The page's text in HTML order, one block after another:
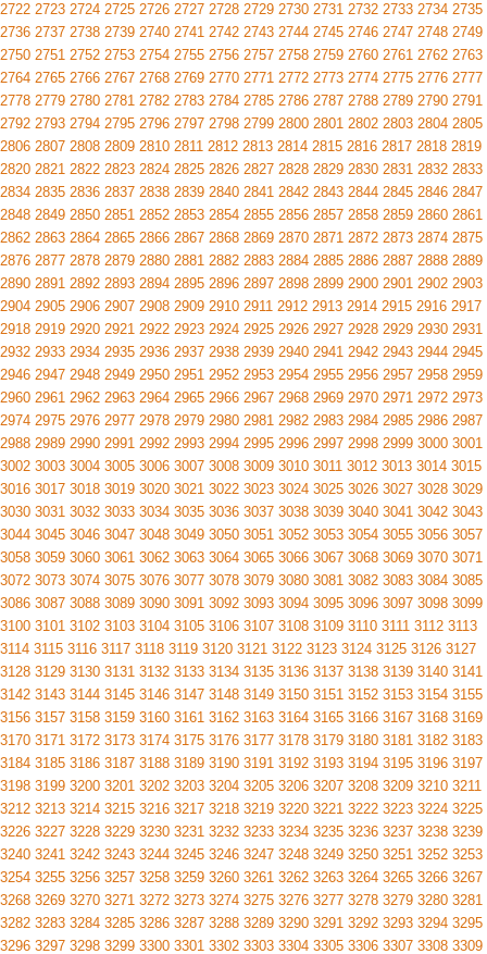
2722 2723 2724 2725 2726 2727 2728 2729 2730 2731 2732 2733 2734 2735
2736 2737 2738 2739 2740 2741 2742 2743 2744 2745 2746 2747 2748 2749
2750 2751 2752 2753 2754 2755 2756 2757 2758 2759 2760 2761 2762 2763
2764 2765 2766 2767 2768 2769 2770 2771 2772 2773 2774 2775 2776 2777
2778 2779 2780 2781 2782 2783 2784 2785 2786 2787 2788 2789 2790 2791
2792 2793 2794 2795 2796 2797 2798 2799 2800 2801 2802 2803 2804 2805
2806 2807 2808 2809 2810 2811 2812 2813 2814 2815 2816 2817 2818 2819
2820 2821 2822 2823 2824 2825 2826 2827 2828 2829 2830 2831 2832 2833
2834 2835 2836 2837 2838 2839 2840 2841 2842 2843 2844 2845 2846 2847
2848 2849 2850 2851 2852 2853 2854 2855 2856 2857 2858 2859 2860 2861
2862 2863 2864 2865 2866 2867 2868 2869 2870 2871 2872 2873 2874 2875
2876 2877 2878 2879 2880 2881 2882 2883 2884 2885 2886 2887 2888 2889
2890 2891 2892 2893 2894 2895 2896 2897 2898 2899 2900 2901 2902 2903
2904 2905 2906 2907 2908 2909 2910 2911 2912 2913 2914 2915 2916 2917
2918 2919 2920 2921 2922 2923 2924 2925 2926 2927 2928 2929 2930 2931
2932 2933 2934 2935 2936 2937 2938 2939 2940 2941 2942 2943 2944 2945
2946 2947 2948 2949 2950 2951 2952 2953 2954 2955 2956 2957 2958 2959
2960 2961 2962 2963 2964 2965 2966 2967 2968 2969 2970 2971 2972 2973
2974 2975 2976 2977 2978 2979 2980 2981 2982 2983 2984 2985 2986 2987
2988 2989 2990 2991 2992 2993 2994 2995 2996 2997 2998 2999 3000 3001
3002 3003 3004 3005 3006 3007 3008 3009 3010 3011 3012 3013 3014 3015
3016 3017 3018 3019 3020 3021 3022 3023 3024 3025 3026 3027 3028 3029
3030 3031 3032 3033 3034 3035 3036 3037 3038 3039 3040 3041 3042 3043
3044 3045 3046 3047 3048 3049 3050 3051 3052 3053 3054 3055 3056 3057
3058 3059 3060 3061 3062 3063 3064 3065 3066 3067 3068 3069 3070 3071
3072 3073 3074 3075 3076 3077 3078 3079 3080 3081 3082 3083 3084 3085
3086 3087 3088 3089 3090 3091 3092 3093 3094 3095 3096 3097 3098 3099
3100 3101 3102 3103 3104 3105 3106 3107 3108 3109 3110 3111 3112 3113
3114 3115 3116 3117 3118 3119 3120 3121 3122 3123 3124 3125 3126 3127
3128 3129 3130 3131 3132 3133 3134 3135 3136 3137 3138 3139 3140 3141
3142 3143 3144 3145 3146 3147 3148 3149 3150 3151 3152 3153 3154 3155
3156 3157 3158 3159 3160 3161 3162 3163 3164 3165 3166 3167 3168 3169
3170 3171 3172 3173 3174 3175 3176 3177 3178 3179 3180 3181 3182 3183
3184 3185 3186 3187 3188 3189 3190 3191 3192 3193 3194 3195 3196 3197
3198 3199 3200 3201 3202 3203 3204 3205 3206 3207 3208 3209 3210 3211
3212 3213 3214 3215 3216 3217 3218 3219 3220 3221 3222 3223 3224 3225
3226 3227 3228 3229 3230 3231 3232 3233 3234 3235 3236 3237 3238 3239
3240 3241 3242 3243 3244 3245 3246 3247 3248 3249 3250 3251 3252 3253
3254 3255 3256 3257 3258 3259 3260 3261 3262 3263 3264 3265 3266 3267
3268 3269 3270 3271 3272 3273 3274 3275 3276 3277 3278 3279 3280 3281
3282 3283 3284 3285 3286 3287 3288 3289 3290 3291 3292 3293 3294 3295
3296 3297 3298 3299 3300 3301 3302 3303 3304 3305 3306 3307 3308 3309